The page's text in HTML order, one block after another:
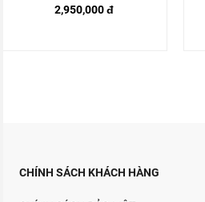
2,950,000 đ
CHÍNH SÁCH KHÁCH HÀNG